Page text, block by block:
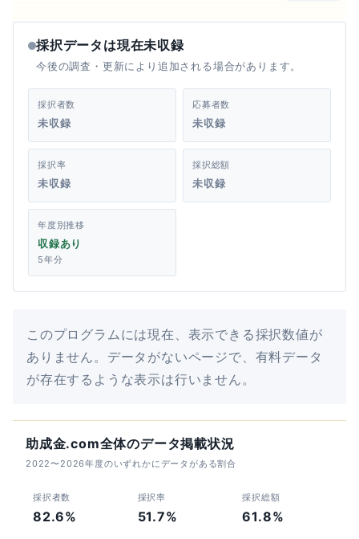
採択データは現在未収録
今後の調査・更新により追加される場合があります。
採択者数
未収録
応募者数
未収録
採択率
未収録
採択総額
未収録
年度別推移
収録あり
5年分
このプログラムには現在、表示できる採択数値が
ありません。データがないページで、有料データ
が存在するような表示は行いません。
助成金.com全体のデータ掲載状況
2022〜2026年度のいずれかにデータがある割合
採択者数
82.6%
採択率
51.7%
採択総額
61.8%